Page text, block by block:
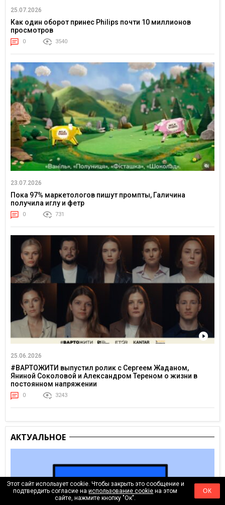
25.07.2026
Как один оборот принес Philips почти 10 миллионов
просмотров
0 3540
23.07.2026
Пока 97% маркетологов пишут промпты, Галичина
получила иглу и фетр
0 731
25.06.2026
#ВАРТОЖИТИ выпустил ролик с Сергеем Жаданом,
Яниной Соколовой и Александром Тереном о жизни в
постоянном напряжении
0 3243
АКТУАЛЬНОЕ
Этот сайт использует cookie. Чтобы закрыть это сообщение и
подтвердить согласие наиспользование cookie на этом
сайте, нажмите кнопку "Ок".
ОК